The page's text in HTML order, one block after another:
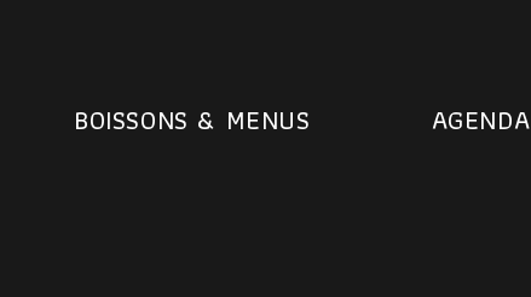
BOISSONS & MENUS AGENDA